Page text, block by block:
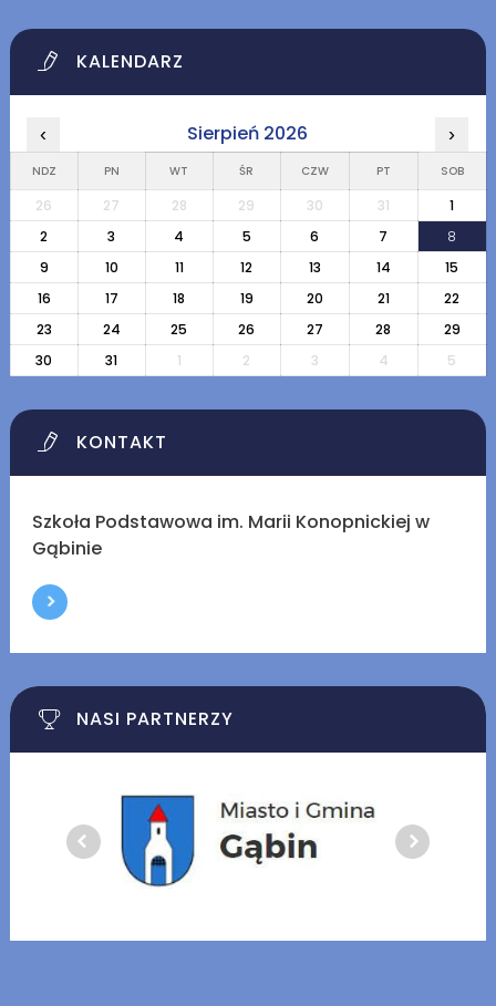
KALENDARZ
‹ Sierpień 2026 ›
NDZ PN WT ŚR CZW PT SOB
26 27 28 29 30 31
1
2
3 4 5 6 7
8
9
10 11 12 13 14
15
16
17 18 19 20 21
22
23
24 25 26 27 28
29
30
31 1 2 3 4 5
KONTAKT
Szkoła Podstawowa im. Marii Konopnickiej w
Gąbinie
NASI PARTNERZY